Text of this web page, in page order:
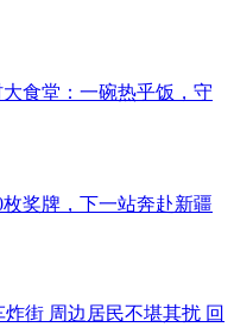
食堂：一碗热乎饭，守
奖牌，下一站奔赴新疆
街 周边居民不堪其扰 回